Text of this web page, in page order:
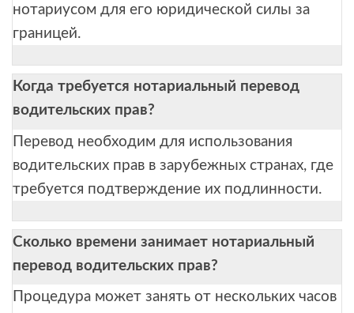
нотариусом для его юридической силы за
границей.
Когда требуется нотариальный перевод
водительских прав?
Перевод необходим для использования
водительских прав в зарубежных странах, где
требуется подтверждение их подлинности.
Сколько времени занимает нотариальный
перевод водительских прав?
Процедура может занять от нескольких часов